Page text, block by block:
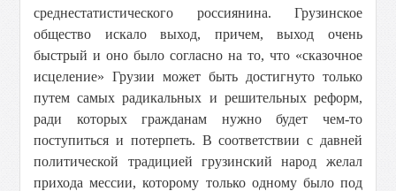
среднестатистического россиянина. Грузинское
общество искало выход, причем, выход очень
быстрый и оно было согласно на то, что «сказочное
исцеление» Грузии может быть достигнуто только
путем самых радикальных и решительных реформ,
ради которых гражданам нужно будет чем-то
поступиться и потерпеть. В соответствии с давней
политической традицией грузинский народ желал
прихода мессии, которому только одному было под